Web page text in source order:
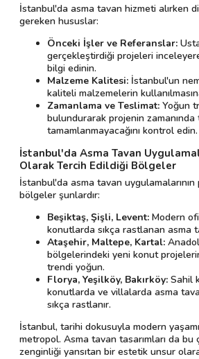
İstanbul'da asma tavan hizmeti alırken
gereken hususlar:
Önceki İşler ve Referanslar:
gerçekleştirdiği projeleri
bilgi edinin.
Malzeme Kalitesi: İstanbul'un
kaliteli malzemelerin
Zamanlama ve Teslimat: Yoğun
bulundurarak projenin zamanında
tamamlanmayacağını kontrol edin.
İstanbul'da Asma Tavan
Olarak Tercih Edildiği Bölgeler
İstanbul'da asma tavan
bölgeler şunlardır:
Beşiktaş, Şişli, Levent: Modern
konutlarda sıkça rastlanan asma
Ataşehir, Maltepe, Kartal:
bölgelerindeki yeni konut
trendi yoğun.
Florya, Yeşilköy, Bakırköy: Sahil
konutlarda ve villalarda asma
sıkça rastlanır.
İstanbul, tarihi dokusuyla modern
metropol. Asma tavan tasarımları da bu
zenginliği yansıtan bir estetik unsur